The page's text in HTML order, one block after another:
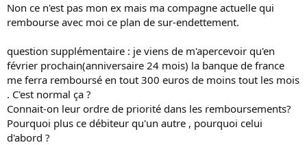
Non ce n'est pas mon ex mais ma compagne actuelle qui
rembourse avec moi ce plan de sur-endettement.
question supplémentaire : je viens de m'apercevoir qu'en
février prochain(anniversaire 24 mois) la banque de france
me ferra remboursé en tout 300 euros de moins tout les mois
. C'est normal ça ?
Connait-on leur ordre de priorité dans les remboursements?
Pourquoi plus ce débiteur qu'un autre , pourquoi celui
d'abord ?